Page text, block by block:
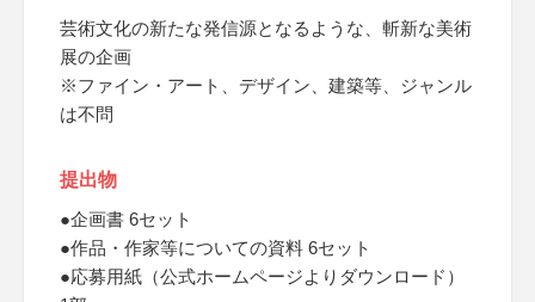
芸術文化の新たな発信源となるような、斬新な美術
展の企画
※ファイン・アート、デザイン、建築等、ジャンル
は不問
提出物
●企画書 6セット
●作品・作家等についての資料 6セット
●応募用紙（公式ホームページよりダウンロード）